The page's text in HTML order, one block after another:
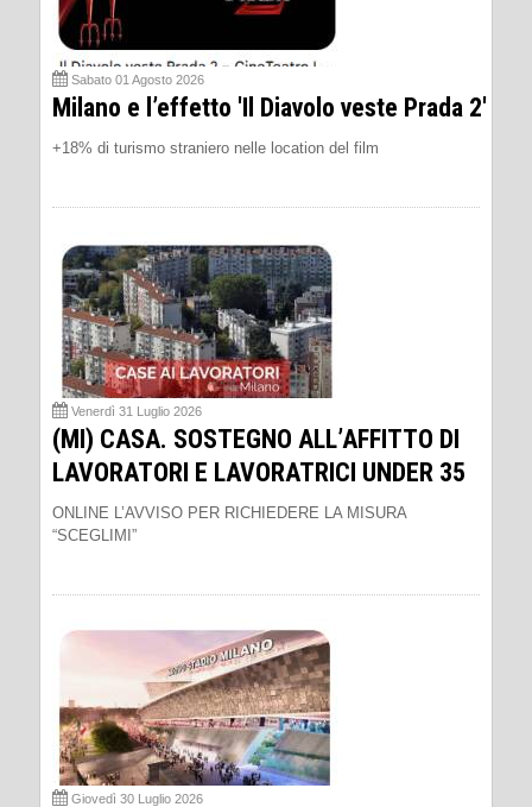
Sabato 01 Agosto 2026
Milano e l’effetto 'Il Diavolo veste Prada 2'
+18% di turismo straniero nelle location del film
Venerdì 31 Luglio 2026
(MI) CASA. SOSTEGNO ALL’AFFITTO DI
LAVORATORI E LAVORATRICI UNDER 35
ONLINE L’AVVISO PER RICHIEDERE LA MISURA
“SCEGLIMI”
Giovedì 30 Luglio 2026